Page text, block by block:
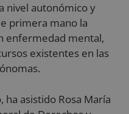
nivel autonómico y
primera mano la
enfermedad mental,
existentes en las
ha asistido Rosa María